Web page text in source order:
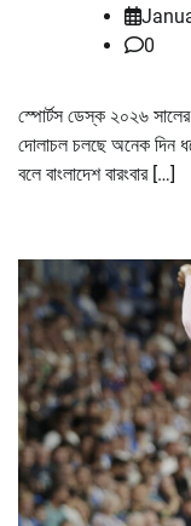
0
স্পোর্টস ডেস্ক ২০২৬ সালের
দোলাচল চলছে অনেক দিন
বলে বাংলাদেশ বারংবার […]